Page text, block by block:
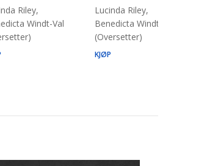
Riley,
Windt-Val
Lucinda Riley,
Benedicta Windt-Val
(Oversetter)
KJØP